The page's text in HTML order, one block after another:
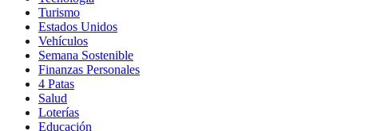
Turismo
Estados Unidos
Vehículos
Semana Sostenible
Finanzas Personales
4 Patas
Salud
Loterías
Educación